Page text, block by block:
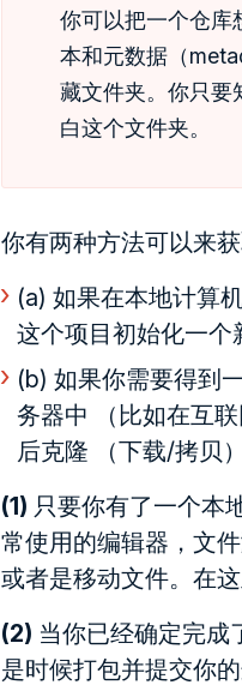
你可以把一个仓库
本和元数据（
藏文件夹。你只要
白这个文件夹。
你有两种方法可以来
(a) 如果在本地计算
这个项目初始化一个
(b) 如果你需要得到
务器中 （比如在互
后克隆 （下载/拷贝
(1) 只要你有了一个本
常使用的编辑器，文
或者是移动文件。在
(2) 当你已经确定完成
是时候打包并提交你的